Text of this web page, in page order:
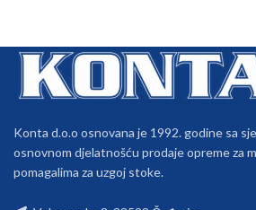
Konta d.o.o osnovana je 1992. godine sa
osnovnom djelatnošću prodaje opreme za
pomagalima za uzgoj stoke.